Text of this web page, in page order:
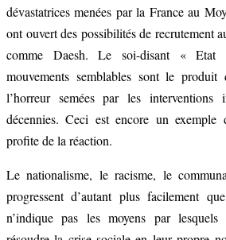
dévastatrices menées par la France au
ont ouvert des possibilités de recrutement
comme Daesh. Le soi-disant « Etat
mouvements semblables sont le
l’horreur semées par les interventions
décennies. Ceci est encore un exemple
profite de la réaction.
Le nationalisme, le racisme, le
progressent d’autant plus facilement
n’indique pas les moyens par lesquels